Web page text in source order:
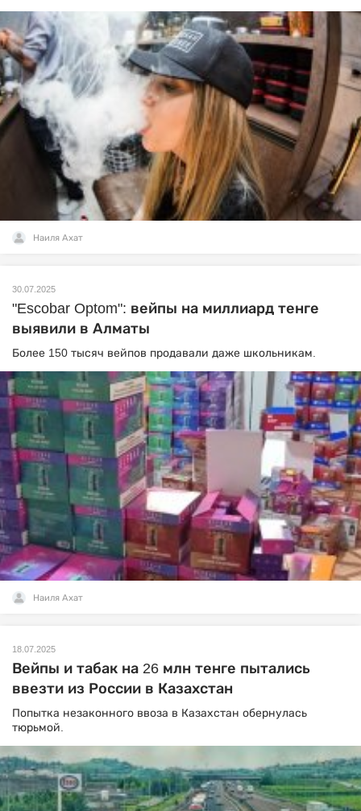
Наиля Ахат
30.07.2025
"Escobar Optom": вейпы на миллиард тенге
выявили в Алматы
Более 150 тысяч вейпов продавали даже школьникам.
Наиля Ахат
18.07.2025
Вейпы и табак на 26 млн тенге пытались
ввезти из России в Казахстан
Попытка незаконного ввоза в Казахстан обернулась
тюрьмой.